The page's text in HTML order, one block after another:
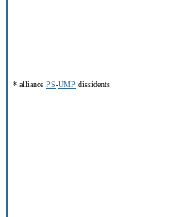
* alliance PS-UMP dissidents